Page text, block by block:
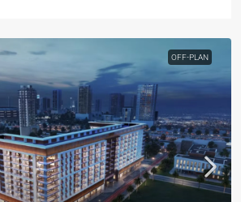
OFF-PLAN